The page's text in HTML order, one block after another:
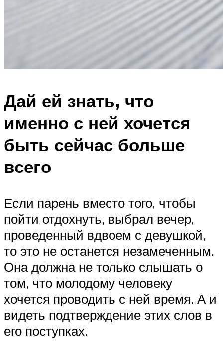
Дай ей знать, что
именно с ней хочется
быть сейчас больше
всего
Если парень вместо того, чтобы
пойти отдохнуть, выбрал вечер,
проведенный вдвоем с девушкой,
то это не останется незамеченным.
Она должна не только слышать о
том, что молодому человеку
хочется проводить с ней время. А и
видеть подтверждение этих слов в
его поступках.